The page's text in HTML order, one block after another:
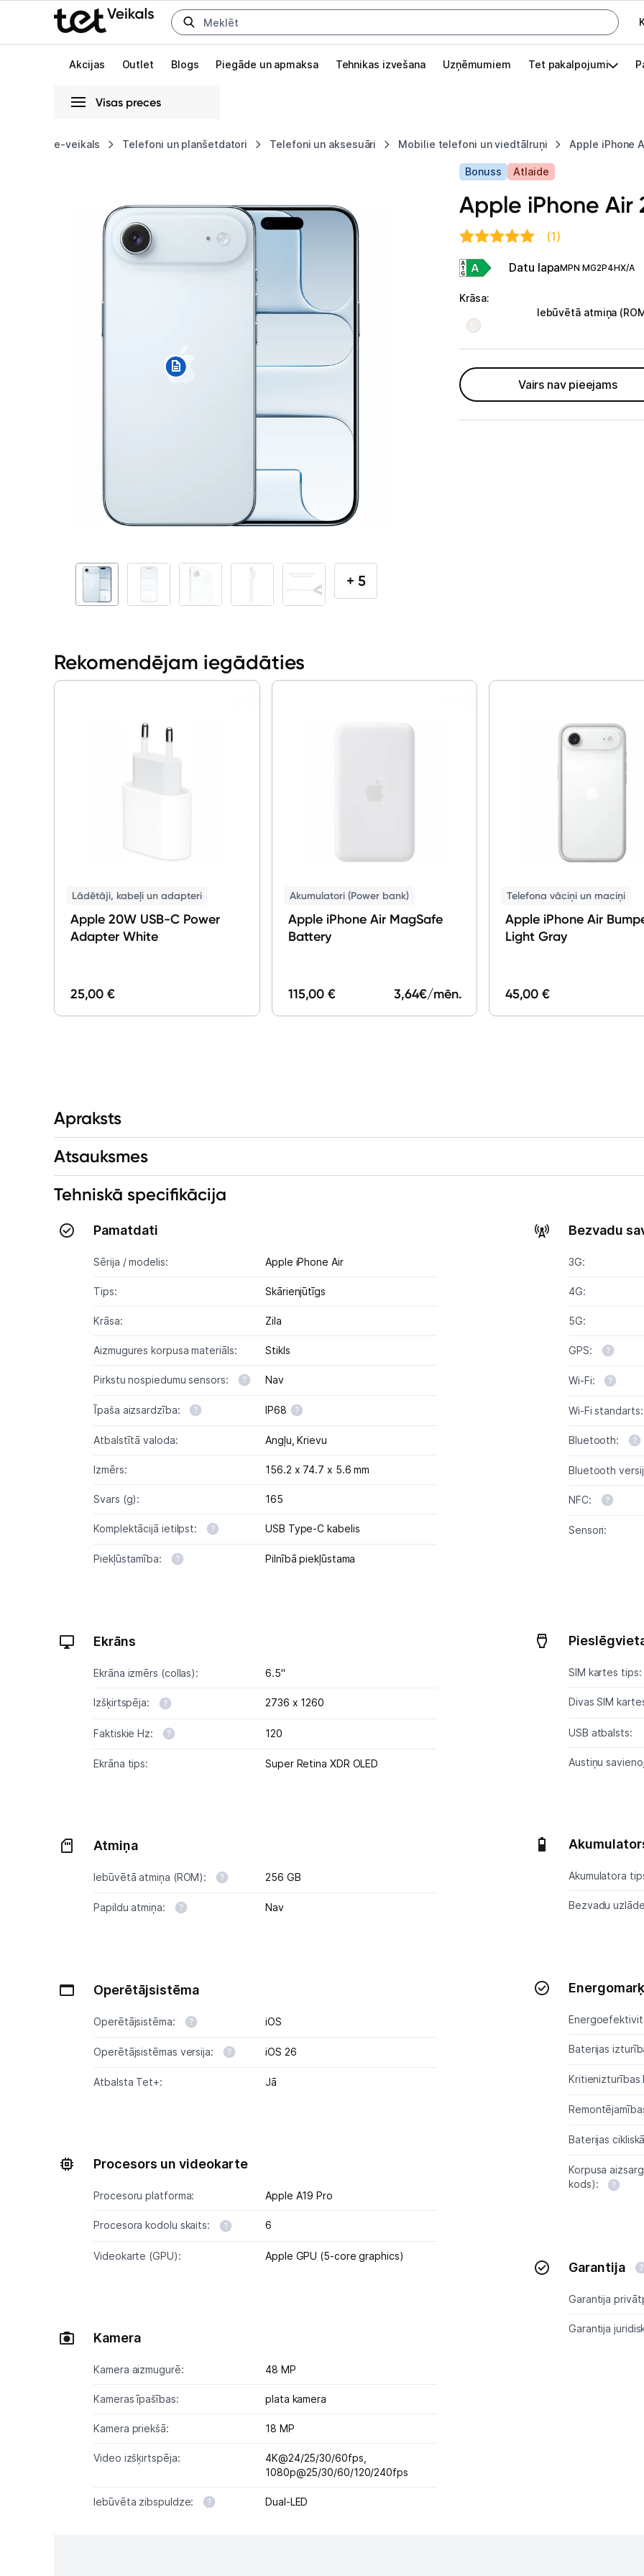
Uz kategorijam Uz galveno saturu
Akcijas Outlet Blogs Piegāde un apmaksa Tehnikas izvešana Uzņēmumiem Tet pakalpojumi
Visas preces
e-veikals Telefoni un planšetdatori Telefoni un aksesuāri Mobilie telefoni un viedtālruņi Apple iPhone
Pieslēgties
Telefoni, planšetdatori
Mobilie telefoni un viedtālruņi
Telefona vāciņi un maciņi
Lādētāji, kabeļi un adapteri
Piederumi
Piegāde un apmaksa
Tet pakalpojumi
Globāls iestatījums animāciju aktivizēšanai vai deaktivizēšanai visā lapā.
256GB
+ 5
Bonuss Atlaide
Apple iPhone Air
(1)
Datu lapaMPN MG2P4HX/A
Krāsa:
Iebūvētā atmiņa
Vairs nav pieejams
Rekomendējam iegādāties
Lādētāji, kabeļi un adapteri
Apple 20W USB-C Power
Adapter White
25,00 €
Akumulatori (Power bank)
Apple iPhone Air MagSafe
Battery
115,00 € 3,64€/mēn.
Telefona vāciņi un maciņi
Apple iPhone Air
Light Gray
45,00 €
Apraksts
Atsauksmes
Tehniskā specifikācija
Pamatdati
Sērija / modelis: Apple iPhone Air
Tips: Skārienjūtīgs
Krāsa: Zila
Aizmugures korpusa materiāls: Stikls
Pirkstu nospiedumu sensors: Nav
Īpaša aizsardzība: IP68
Atbalstītā valoda: Angļu,Krievu
Izmērs: 156.2 x 74.7 x 5.6 mm
Svars (g): 165
Komplektācijā ietilpst: USB Type-C kabelis
Piekļūstamība: Pilnībā piekļūstama
Ekrāns
Ekrāna izmērs (collas): 6.5"
Izšķirtspēja: 2736 x 1260
Faktiskie Hz: 120
Ekrāna tips: Super Retina XDR OLED
Atmiņa
Iebūvētā atmiņa (ROM): 256 GB
Papildu atmiņa: Nav
Operētājsistēma
Operētājsistēma: iOS
Operētājsistēmas versija: iOS 26
Atbalsta Tet+: Jā
Procesors un videokarte
Procesoru platforma: Apple A19 Pro
Procesora kodolu skaits: 6
Videokarte (GPU): Apple GPU (5-core graphics)
Kamera
Kamera aizmugurē: 48 MP
Kameras īpašības: plata kamera
Kamera priekšā: 18 MP
Video izšķirtspēja:
4K@24/25/30/60fps,
1080p@25/30/60/120/240fps
Iebūvēta zibspuldze: Dual-LED
Bezvadu
3G:
4G:
5G:
GPS:
Wi-Fi:
Wi-Fi standarts:
Bluetooth:
Bluetooth
NFC:
Sensori:
SIM kartes tips:
Divas SIM
USB atbalsts:
Austiņu
Akumulatora
Bezvadu
Baterijas
Kritienizturības
Baterijas
Korpusa
kods):
Garantija
Garantija
Garantija